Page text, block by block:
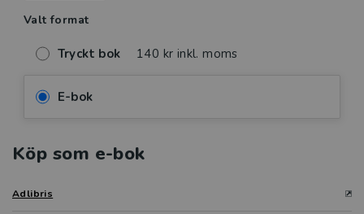
Valt format
Tryckt bok 140 kr inkl. moms
E-bok
Köp som e-bok
Adlibris